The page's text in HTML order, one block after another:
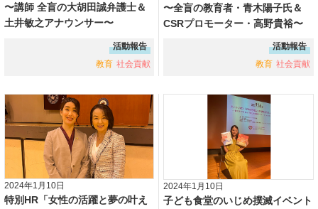
〜講師 全盲の大胡田誠弁護士＆
土井敏之アナウンサー〜
活動報告
教育 社会貢献
〜全盲の教育者・青木陽子氏＆
CSRプロモーター・高野貴裕〜
活動報告
教育 社会貢献
2024年1月10日
特別HR「女性の活躍と夢の叶え
2024年1月10日
子ども食堂のいじめ撲滅イベント